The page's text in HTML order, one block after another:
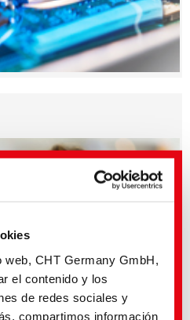
CHT Germany GmbH,
el contenido y los
de redes sociales y
compartimos información